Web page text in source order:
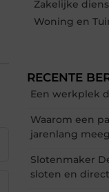
Zakelijke
Woning en
RECENTE
Een werkplek
Waarom een
jarenlang
Slotenmaker
sloten en